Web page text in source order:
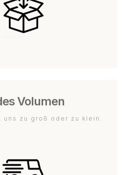
Volumen
uns zu groß oder zu klein.